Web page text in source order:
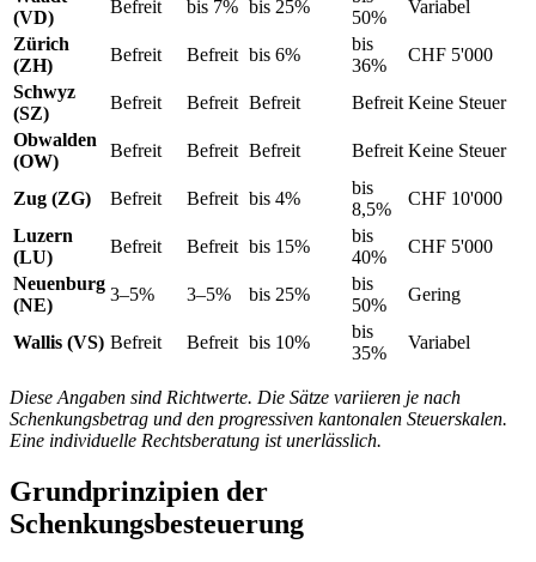
(VD)
Befreit bis 7% bis 25%
50%
Variabel
Zürich
(ZH)
Befreit Befreit bis 6%
bis
36%
CHF 5'000
Schwyz
(SZ)
Befreit Befreit Befreit Befreit Keine Steuer
Obwalden
(OW)
Befreit Befreit Befreit Befreit Keine Steuer
Zug (ZG) Befreit Befreit bis 4%
bis
8,5%
CHF 10'000
Luzern
(LU)
Befreit Befreit bis 15%
bis
40%
CHF 5'000
Neuenburg
(NE)
3–5% 3–5% bis 25%
bis
50%
Gering
Wallis (VS) Befreit Befreit bis 10%
bis
35%
Variabel
Diese Angaben sind Richtwerte. Die Sätze variieren je nach
Schenkungsbetrag und den progressiven kantonalen Steuerskalen.
Eine individuelle Rechtsberatung ist unerlässlich.
Grundprinzipien der
Schenkungsbesteuerung